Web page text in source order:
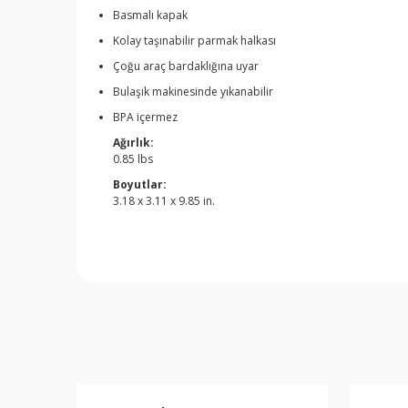
Basmalı kapak
Kolay taşınabilir parmak halkası
Çoğu araç bardaklığına uyar
Bulaşık makinesinde yıkanabilir
BPA içermez
Ağırlık:
0.85 lbs
Boyutlar:
3.18 x 3.11 x 9.85 in.